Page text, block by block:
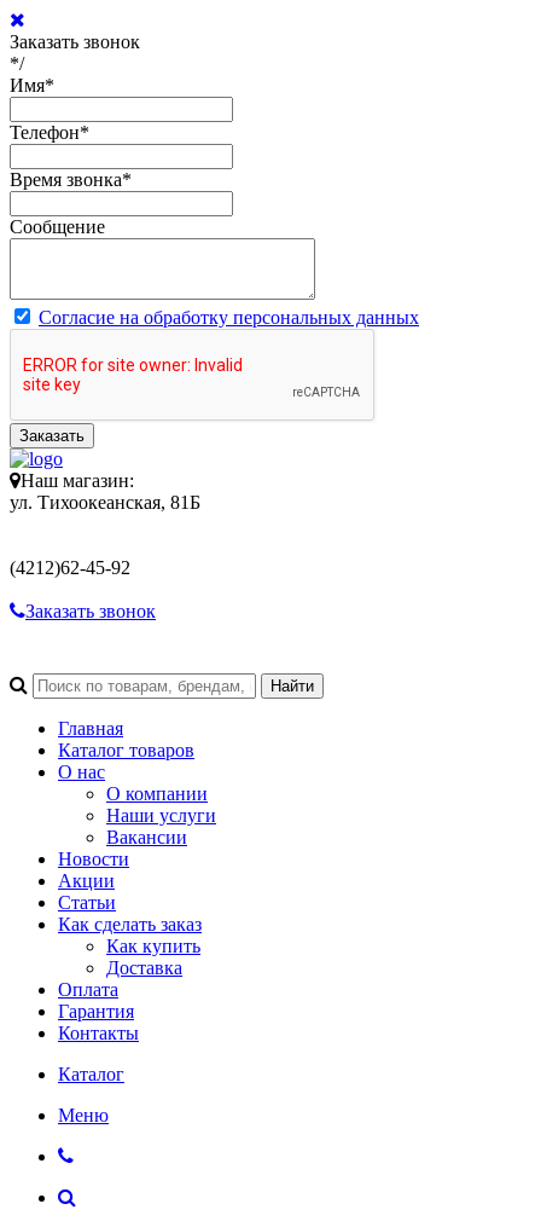
Заказать звонок
*/
Имя*
Телефон*
Время звонка*
Сообщение
Согласие на обработку персональных данных
Заказать
Наш магазин:
ул. Тихоокеанская, 81Б
(4212)62-45-92
Заказать звонок
Главная
Каталог товаров
О нас
О компании
Наши услуги
Вакансии
Новости
Акции
Статьи
Как сделать заказ
Как купить
Доставка
Оплата
Гарантия
Контакты
Каталог
Меню